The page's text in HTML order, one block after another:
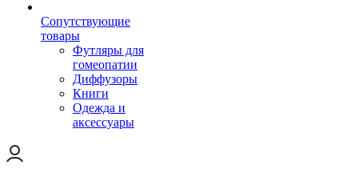
Сопутствующие
товары
Футляры для
гомеопатии
Диффузоры
Книги
Одежда и
аксессуары